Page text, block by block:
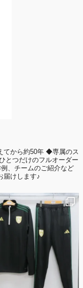
ってよい」と回答。チ
てから約50年 ◆専属のス
とつだけのフルオーダー
、チームのご紹介など
届けします♪